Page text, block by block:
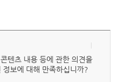
텐츠 내용 등에 관한 의견을
보에 대해 만족하십니까?